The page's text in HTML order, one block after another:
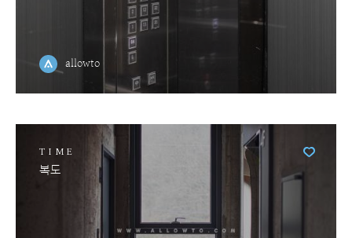
allowto
TIME
복도